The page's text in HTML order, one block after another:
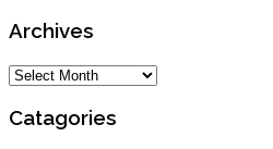
Archives
Archives
Catagories